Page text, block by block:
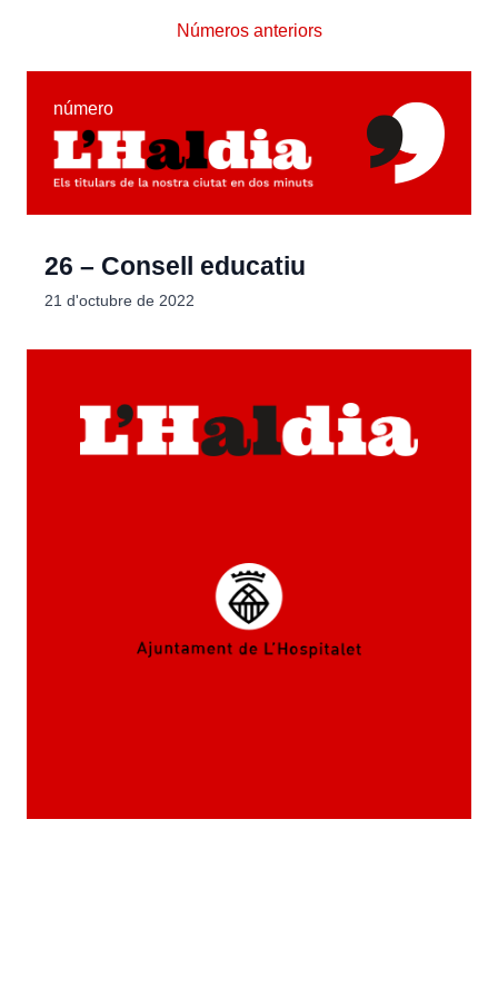
Números anteriors
número
26 – Consell educatiu
21 d'octubre de 2022